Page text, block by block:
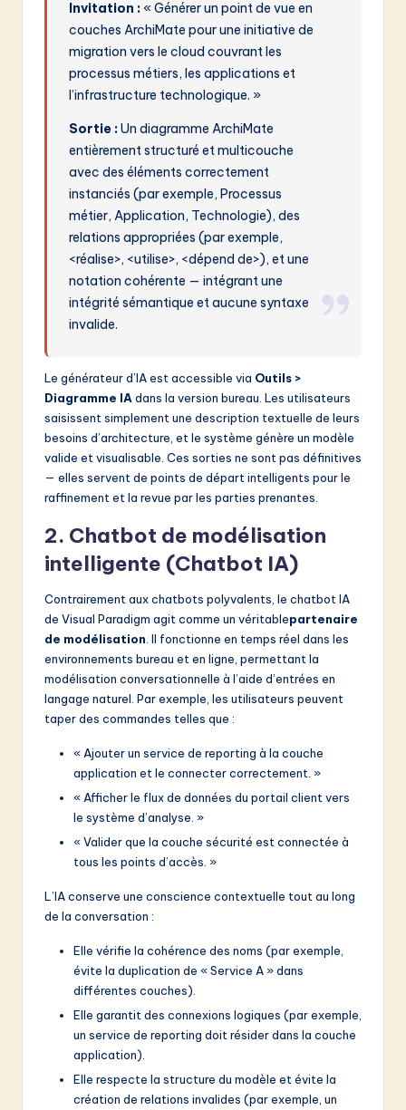
Invitation : « Générer un point de vue en
couches ArchiMate pour une initiative de
migration vers le cloud couvrant les
processus métiers, les applications et
l’infrastructure technologique. »
Sortie :Un diagramme ArchiMate
entièrement structuré et multicouche
avec des éléments correctement
instanciés (par exemple, Processus
métier, Application, Technologie), des
relations appropriées (par exemple,
<réalise>, <utilise>, <dépend de>), et une
notation cohérente — intégrant une
intégrité sémantique et aucune syntaxe
invalide.
Le générateur d’IA est accessible via Outils >
Diagramme IA dans la version bureau. Les utilisateurs
saisissent simplement une description textuelle de leurs
besoins d’architecture, et le système génère un modèle
valide et visualisable. Ces sorties ne sont pas définitives
— elles servent de points de départ intelligents pour le
raffinement et la revue par les parties prenantes.
2. Chatbot de modélisation
intelligente (Chatbot IA)
Contrairement aux chatbots polyvalents, le chatbot IA
de Visual Paradigm agit comme un véritablepartenaire
de modélisation . Il fonctionne en temps réel dans les
environnements bureau et en ligne, permettant la
modélisation conversationnelle à l’aide d’entrées en
langage naturel. Par exemple, les utilisateurs peuvent
taper des commandes telles que :
« Ajouter un service de reporting à la couche
application et le connecter correctement. »
« Afficher le flux de données du portail client vers
le système d’analyse. »
« Valider que la couche sécurité est connectée à
tous les points d’accès. »
L’IA conserve une conscience contextuelle tout au long
de la conversation :
Elle vérifie la cohérence des noms (par exemple,
évite la duplication de « Service A » dans
différentes couches).
Elle garantit des connexions logiques (par exemple,
un service de reporting doit résider dans la couche
application).
Elle respecte la structure du modèle et évite la
création de relations invalides (par exemple, un